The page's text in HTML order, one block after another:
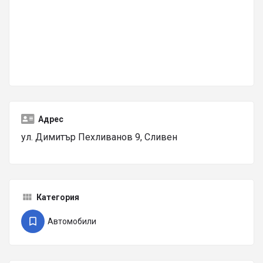
Адрес
ул. Димитър Пехливанов 9, Сливен
Категория
Автомобили